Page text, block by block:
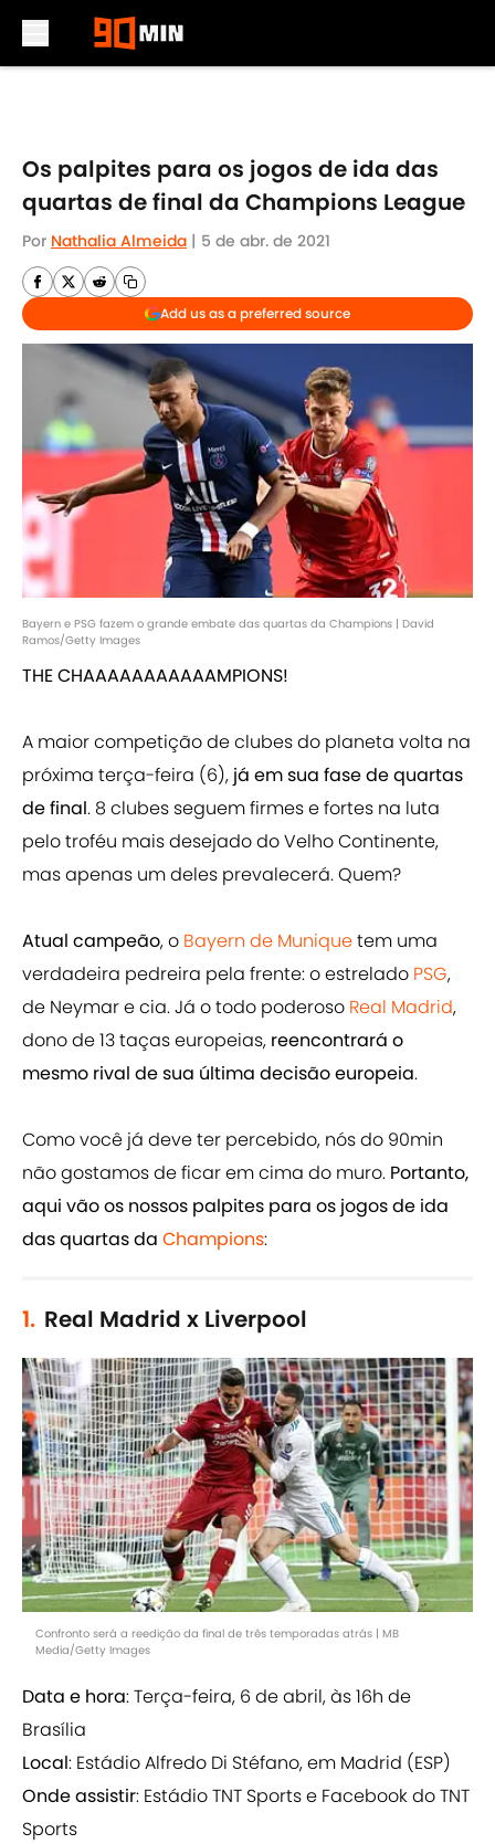
Os palpites para os jogos de ida das
quartas de final da Champions League
Por Nathalia Almeida | 5 de abr. de 2021
Add us as a preferred source
Bayern e PSG fazem o grande embate das quartas da Champions | David
Ramos/Getty Images
THE CHAAAAAAAAAAAMPIONS!
A maior competição de clubes do planeta volta na
próxima terça-feira (6), já em sua fase de quartas
de final. 8 clubes seguem firmes e fortes na luta
pelo troféu mais desejado do Velho Continente,
mas apenas um deles prevalecerá. Quem?
Atual campeão, o Bayern de Muniquetem uma
verdadeira pedreira pela frente: o estrelado PSG,
de Neymar e cia. Já o todo poderoso Real Madrid,
dono de 13 taças europeias, reencontrará o
mesmo rival de sua última decisão europeia.
Como você já deve ter percebido, nós do 90min
não gostamos de ficar em cima do muro. Portanto,
aqui vão os nossos palpites para os jogos de ida
das quartas da Champions:
1. Real Madrid x Liverpool
Confronto será a reedição da final de três temporadas atrás | MB
Media/Getty Images
Data e hora: Terça-feira, 6 de abril, às 16h de
Brasília
Local: Estádio Alfredo Di Stéfano, em Madrid (ESP)
Onde assistir: Estádio TNT Sports e Facebook do TNT
Sports